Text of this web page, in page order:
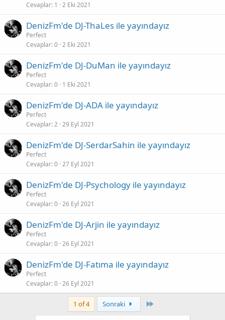
Cevaplar 1 2 Eki 2021
DenizFm'de DJ-ThaLes ile yayındayız
Perfect
Cevaplar 0 2 Eki 2021
DenizFm'de DJ-DuMan ile yayındayız
Perfect
Cevaplar 0 1 Eki 2021
DenizFm'de DJ-ADA ile yayındayız
Perfect
Cevaplar 2 29 Eyl 2021
DenizFm'de DJ-SerdarSahin ile yayındayız
Perfect
Cevaplar 0 27 Eyl 2021
DenizFm'de DJ-Psychology ile yayındayız
Perfect
Cevaplar 0 26 Eyl 2021
DenizFm'de DJ-Arjin ile yayındayız
Perfect
Cevaplar 0 26 Eyl 2021
DenizFm'de DJ-Fatıma ile yayındayız
Perfect
Cevaplar 0 26 Eyl 2021
1 of 4 Sonraki